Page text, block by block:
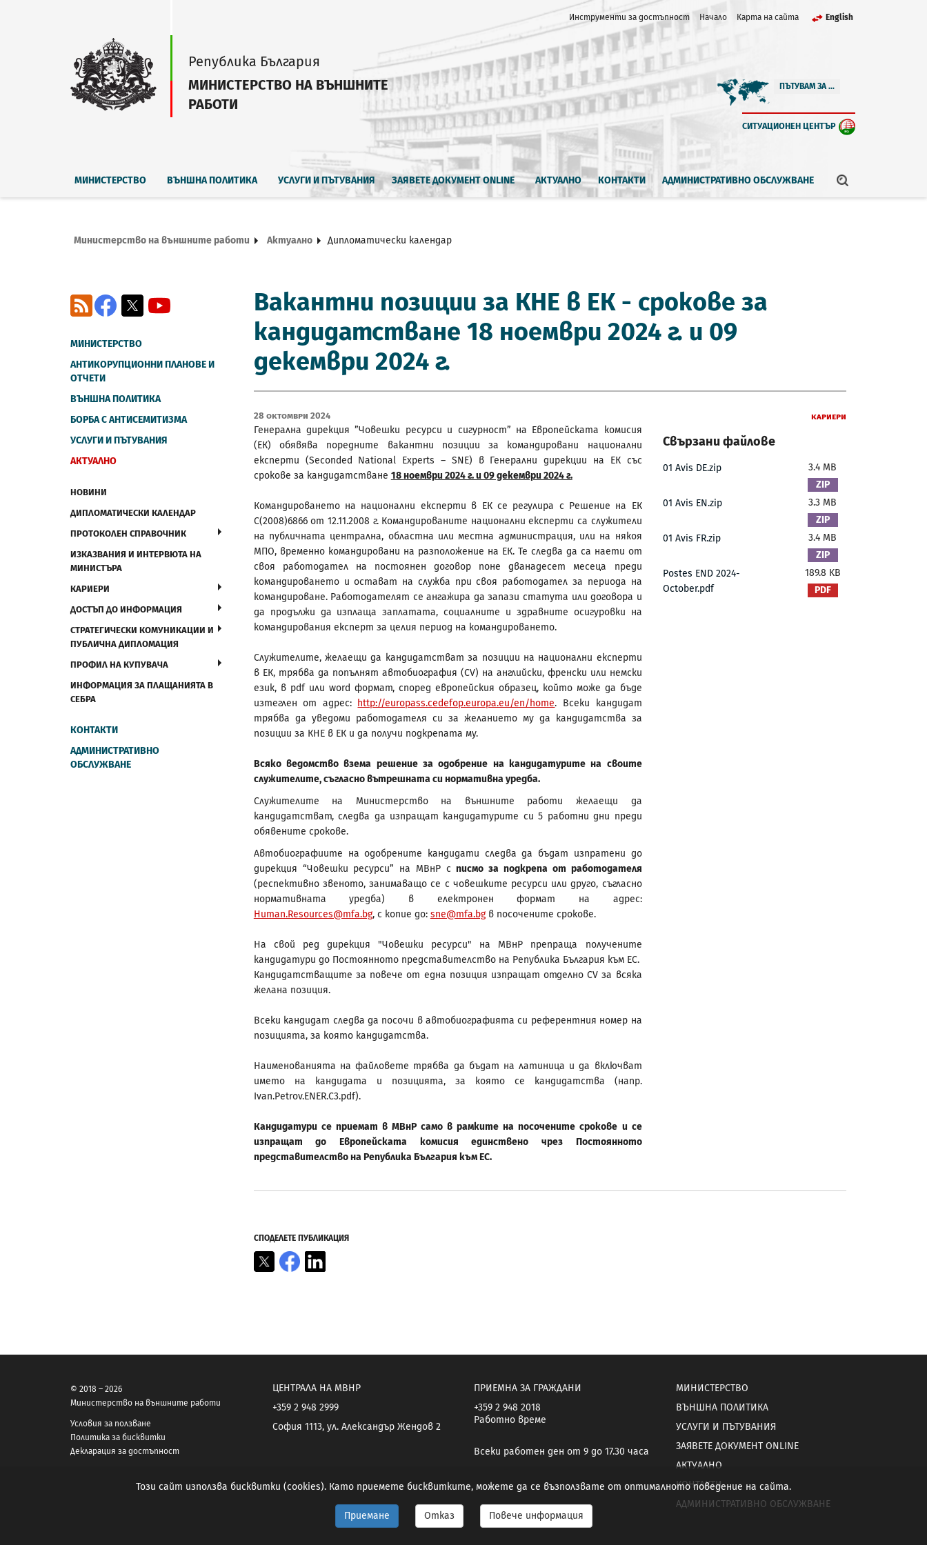
Инструменти за достъпност Начало Карта на сайта English
Република България
МИНИСТЕРСТВО НА ВЪНШНИТЕ
РАБОТИ
ПЪТУВАМ ЗА ...
СИТУАЦИОНЕН ЦЕНТЪР
МИНИСТЕРСТВО ВЪНШНА ПОЛИТИКА УСЛУГИ И ПЪТУВАНИЯ ЗАЯВЕТЕ ДОКУМЕНТ ONLINE АКТУАЛНО КОНТАКТИ АДМИНИСТРАТИВНО ОБСЛУЖВАНЕ
Министерство на външните работи Актуално Дипломатически календар
Facebook
X
RSS
МИНИСТЕРСТВО
АНТИКОРУПЦИОННИ ПЛАНОВЕ И
ОТЧЕТИ
ВЪНШНА ПОЛИТИКА
БОРБА С АНТИСЕМИТИЗМА
УСЛУГИ И ПЪТУВАНИЯ
АКТУАЛНО
НОВИНИ
ДИПЛОМАТИЧЕСКИ КАЛЕНДАР
ПРОТОКОЛЕН СПРАВОЧНИК
ИЗКАЗВАНИЯ И ИНТЕРВЮТА НА
МИНИСТЪРА
КАРИЕРИ
ДОСТЪП ДО ИНФОРМАЦИЯ
СТРАТЕГИЧЕСКИ КОМУНИКАЦИИ И
ПУБЛИЧНА ДИПЛОМАЦИЯ
ПРОФИЛ НА КУПУВАЧА
ИНФОРМАЦИЯ ЗА ПЛАЩАНИЯТА В
СЕБРА
КОНТАКТИ
АДМИНИСТРАТИВНО
ОБСЛУЖВАНЕ
Вакантни позиции за КНЕ в ЕК - срокове за
кандидатстване 18 ноември 2024 г. и 09
декември 2024 г.
28 Октомври 2024 Кариери
Генерална дирекция ”Човешки ресурси и сигурност” на Европейската комисия
(ЕК) обявява поредните вакантни позиции за командировани национални
експерти (Seconded National Experts – SNE) в Генерални дирекции на ЕК със
срокове за кандидатстване 18ноември 2024 г. и 09 декември 2024 г.
Командироването на национални експерти в ЕК се регулира с Решение на ЕК
C(2008)6866 от 12.11.2008 г. Командированите национални експерти са служители
на публичната централна, областна или местна администрация, или на някоя
МПО, временно командировани на разположение на ЕК. Те следва да са наети от
своя работодател на постоянен договор поне дванадесет месеца преди
командироването и остават на служба при своя работодател за периода на
командироване. Работодателят се ангажира да запази статута или договора и
да продължи да изплаща заплатата, социалните и здравните осигуровки на
командирования експерт за целия период на командироването.
Служителите, желаещи да кандидатстват за позиции на национални експерти
в ЕК, трябва да попълнят автобиография (CV) на английски, френски или немски
език, в pdf или word формат, според европейския образец, който може да бъде
изтеглен от адрес: http://europass.cedefop.europa.eu/en/home. Всеки кандидат
трябва да уведоми работодателя си за желанието му да кандидатства за
позиции за КНЕ в ЕК и да получи подкрепата му.
Всяко ведомство взема решение за одобрение на кандидатурите на своите
служителите, съгласно вътрешната си нормативна уредба.
Служителите на Министерство на външните работи желаещи да
кандидатстват, следва да изпращат кандидатурите си 5 работни дни преди
обявените срокове.
Автобиографиите на одобрените кандидати следва да бъдат изпратени до
дирекция “Човешки ресурси” на МВнР списмо за подкрепа от работодателя
(респективно звеното, занимаващо се с човешките ресурси или друго, съгласно
нормативната уредба) в електронен формат на адрес:
Human.Resources@mfa.bg, с копие до: sne@mfa.bgв посочените срокове.
На свой ред дирекция "Човешки ресурси" на МВнР препраща получените
кандидатури до Постоянното представителство на Република България към ЕС.
Кандидатстващите за повече от една позиция изпращат отделно CV за всяка
желана позиция.
Всеки кандидат следва да посочи в автобиографията си референтния номер на
позицията, за която кандидатства.
Наименованията на файловете трябва да бъдат на латиница и да включват
името на кандидата и позицията, за която се кандидатства (напр.
Ivan.Petrov.ENER.C3.pdf).
Кандидатури се приемат в МВнР само в рамките на посочените срокове и се
изпращат до Европейската комисия единствено чрез Постоянното
представителство на Република България към ЕС.
Свързани файлове
01 Avis DE.zip 3.4 MB
01 Avis EN.zip 3.3 MB
01 Avis FR.zip 3.4 MB
Postes END 2024-
October.pdf
189.8 KB
СПОДЕЛЕТЕ ПУБЛИКАЦИЯ
X Facebook
© 2018 – 2026
Министерство на външните работи
Условия за ползване
Политика за бисквитки
Декларация за достъпност
ЦЕНТРАЛА НА МВНР
+359 2 948 2999
София 1113, ул. Александър Жендов 2
ПРИЕМНА ЗА ГРАЖДАНИ
+359 2 948 2018
Работно време
Всеки работен ден от 9 до 17.30 часа
МИНИСТЕРСТВО
ВЪНШНА ПОЛИТИКА
УСЛУГИ И ПЪТУВАНИЯ
ЗАЯВЕТЕ ДОКУМЕНТ ONLINE
АКТУАЛНО
КОНТАКТИ
АДМИНИСТРАТИВНО ОБСЛУЖВАНЕ
Този сайт използва бисквитки (cookies). Като приемете бисквитките, можете да се възползвате от оптималното поведение на сайта.
Приемане Отказ Повече информация